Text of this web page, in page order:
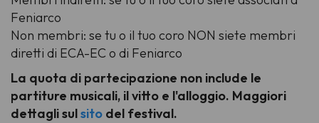
Feniarco
Non membri: se tu o il tuo coro NON siete membri
diretti di ECA-EC o di Feniarco
La quota di partecipazione non include le
partiture musicali, il vitto e l'alloggio. Maggiori
dettagli sulsito del festival.